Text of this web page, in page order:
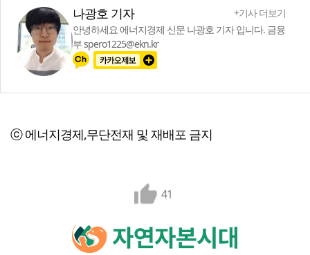
나광호 기자
+기사 더보기
안녕하세요 에너지경제 신문 나광호 기자 입니다. 금융
부 spero1225@ekn.kr
ⓒ 에너지경제,무단전재 및 재배포 금지
41